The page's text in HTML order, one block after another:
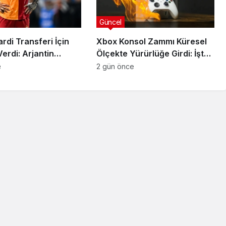
Transferi İçin
Arjantin
Xbox Konsol Zammı Küresel
Ölçekte Yürürlüğe Girdi: İşte
Yeni Fiyatlar
Güncel
2 gün önce